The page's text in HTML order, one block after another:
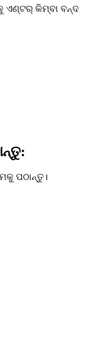
ଏଣ୍ଟର୍ କିମ୍ବା ବନ୍ଦ
ପଠାନ୍ତୁ।